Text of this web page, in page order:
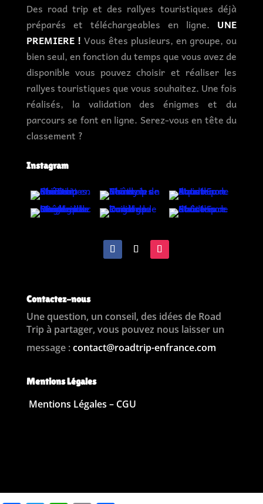
Des road trip et des rallyes touristiques déjà
préparés et téléchargeables en ligne. UNE
PREMIERE ! Vous êtes plusieurs, en groupe, ou
bien seul, en fonction du temps que vous avez de
disponible vous pouvez choisir et réaliser les
rallyes touristiques que vous souhaitez. Une fois
réalisés, la validation des énigmes et du
parcours se font en ligne. Serez-vous en tête du
classement ?
Instagram
Contactez-nous
Une question, un conseil, des idées de Road
Trip à partager, vous pouvez nous laisser un
message :contact@roadtrip-enfrance.com
Mentions Légales
Mentions Légales – CGU